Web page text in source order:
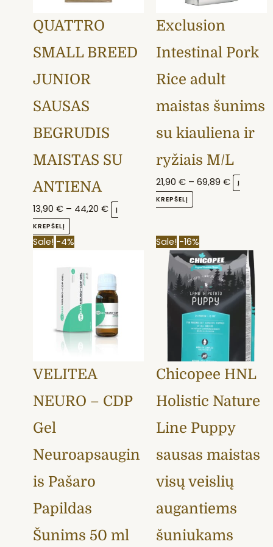
QUATTRO
SMALL BREED
JUNIOR
SAUSAS
BEGRŪDIS
MAISTAS SU
ANTIENA
13,90 € – 44,20 €
Į
KREPŠELĮ
be
on
the
page
Exclusion
Intestinal Pork
Rice adult
maistas šunims
su kiauliena ir
ryžiais M/L
21,90 € – 69,89 €
Į
KREPŠELĮ
may
be
on
the
page
Sale! -4%
VELITEA
NEURO – CDP
Gel
Neuroapsaugin
is Pašaro
Papildas
Šunims 50 ml
Original
was:
26,00 €.
is:
24,89 €.
Sale! -16%
Chicopee HNL
Holistic Nature
Line Puppy
sausas maistas
visų veislių
augantiems
šuniukams
range:
17,90 €
through
66,99 €
This
product
has
multiple
variants.
The
options
may
be
on
the
product
page